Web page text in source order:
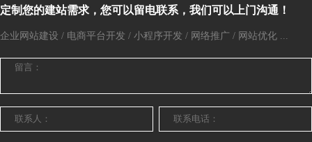
定制您的建站需求，您可以留电联系，我们可以上门沟通！
企业网站建设 / 电商平台开发 / 小程序开发 / 网络推广 / 网站优化 ...